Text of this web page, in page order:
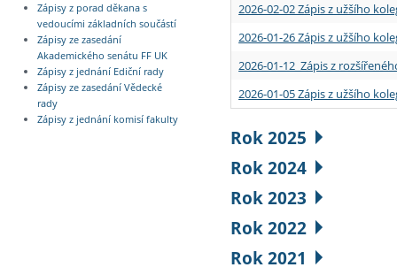
Zápisy z porad děkana s
vedoucími základních součástí
Zápisy ze zasedání
Akademického senátu FF UK
Zápisy z jednání Ediční rady
Zápisy ze zasedání Vědecké
rady
Zápisy z jednání komisí fakulty
2026-02-02 Zápis z užšího
2026-01-26 Zápis z užšího
2026-01-12 Zápis z
2026-01-05 Zápis z užšího
Rok 2025
Rok 2024
Rok 2023
Rok 2022
Rok 2021